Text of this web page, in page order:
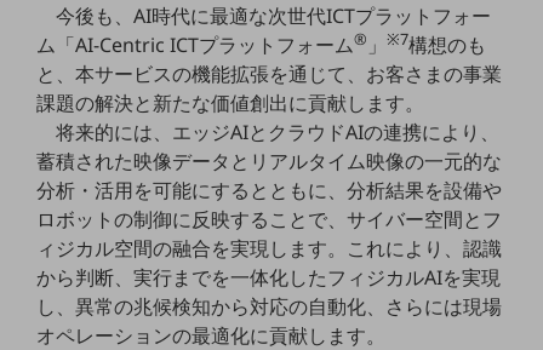
その他のお悩みはこちら
業界から見つける
業界から見つけるTOP
小売・卸売業
運輸業
建設業
地域産業
今後も、AI時代に最適な次世代ICTプラットフォー
ム「AI-Centric ICTプラットフォーム® 」※7構想のも
と、本サービスの機能拡張を通じて、お客さまの事業
課題の解決と新たな価値創出に貢献します。
将来的には、エッジAIとクラウドAIの連携により、
蓄積された映像データとリアルタイム映像の一元的な
分析・活用を可能にするとともに、分析結果を設備や
ロボットの制御に反映することで、サイバー空間とフ
ィジカル空間の融合を実現します。これにより、認識
から判断、実行までを一体化したフィジカルAIを実現
し、異常の兆候検知から対応の自動化、さらには現場
オペレーションの最適化に貢献します。